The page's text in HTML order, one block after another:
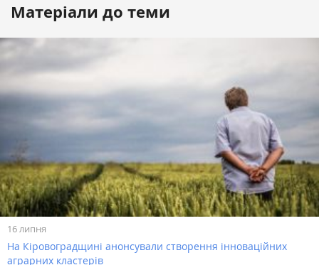
Матеріали до теми
16 липня
На Кіровоградщині анонсували створення інноваційних
аграрних кластерів